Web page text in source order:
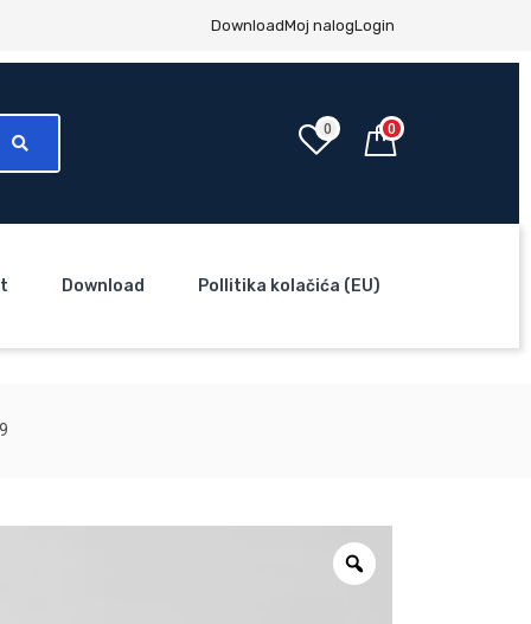
DownloadMoj nalogLogin
0 0
Download Pollitika kolačića (EU)